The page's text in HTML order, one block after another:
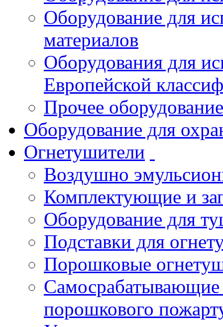
Оборудование для
материалов
Оборудования для
Европейской
Прочее оборудование
Оборудование для
Огнетушители
Воздушно
Комплектующие и
Оборудование для
Подставки для
Порошковые
порошкового